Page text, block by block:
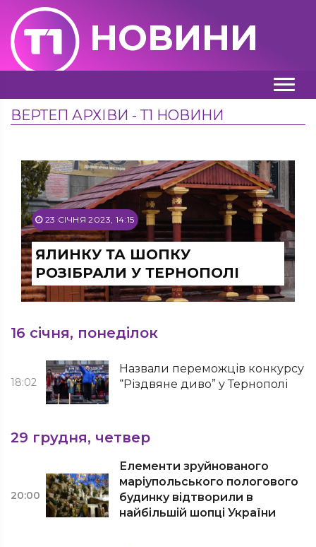
НОВИНИ
ВЕРТЕП АРХІВИ - Т1 НОВИНИ
23 СІЧНЯ 2023, 14:15
ЯЛИНКУ ТА ШОПКУ
РОЗІБРАЛИ У ТЕРНОПОЛІ
16 січня, понеділок
18:02
Назвали переможців конкурсу
“Різдвяне диво” у Тернополі
29 грудня, четвер
20:00
Елементи зруйнованого
маріупольського пологового
будинку відтворили в
найбільшій шопці України